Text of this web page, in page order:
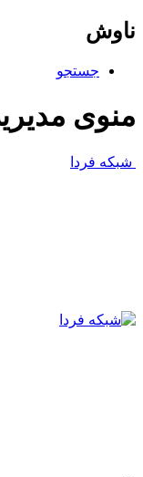
ناوش
جستجو
منوی
شبکه فردا